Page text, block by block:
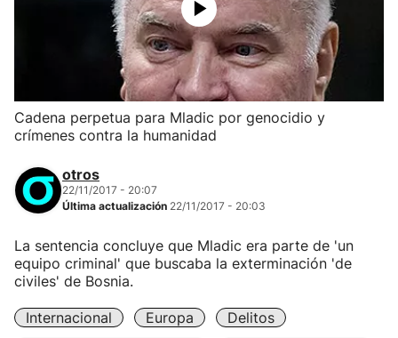
Cadena perpetua para Mladic por genocidio y
crímenes contra la humanidad
otros
22/11/2017 - 20:07
Última actualización 22/11/2017 - 20:03
La sentencia concluye que Mladic era parte de 'un
equipo criminal' que buscaba la exterminación 'de
civiles' de Bosnia.
Internacional Europa
Delitos